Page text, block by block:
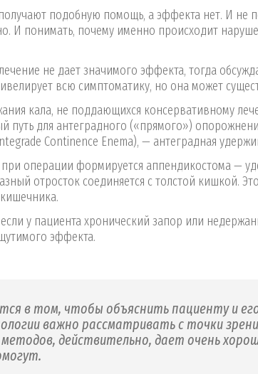
подобную помощь, а эффекта нет. И не
И понимать, почему именно происходит
не дает значимого эффекта, тогда
всю симптоматику, но она может
кала, не поддающихся консервативному
путь для антеградного («прямого»)
Continence Enema), — антеградная
при операции формируется аппендикостома
отросток соединяется с толстой кишкой.
у пациента хронический запор или
эффекта.
в том, чтобы объяснить пациенту и
важно рассматривать с точки
действительно, дает очень